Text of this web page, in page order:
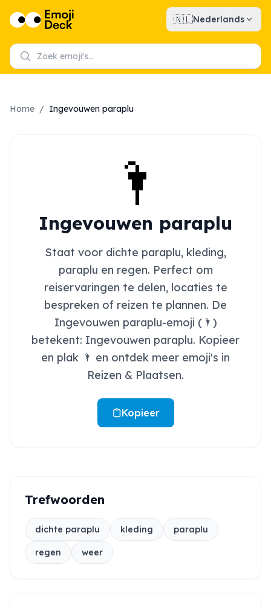
🇳🇱Nederlands
Home / Ingevouwen paraplu
🌂
Ingevouwen paraplu
Staat voor dichte paraplu, kleding,
paraplu en regen. Perfect om
reiservaringen te delen, locaties te
bespreken of reizen te plannen. De
Ingevouwen paraplu-emoji (🌂)
betekent: Ingevouwen paraplu. Kopieer
en plak 🌂 en ontdek meer emoji's in
Reizen & Plaatsen.
Kopieer
Trefwoorden
dichte paraplu kleding paraplu
regen weer